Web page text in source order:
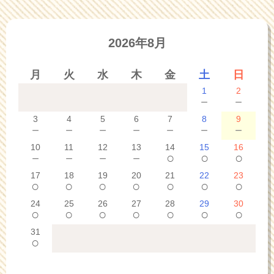
2026年8月
月 火 水 木 金 土 日
1
－
2
－
3
－
4
－
5
－
6
－
7
－
8
－
9
－
10
－
11
－
12
－
13
－
14
○
15
○
16
○
17
○
18
○
19
○
20
○
21
○
22
○
23
○
24
○
25
○
26
○
27
○
28
○
29
○
30
○
31
○